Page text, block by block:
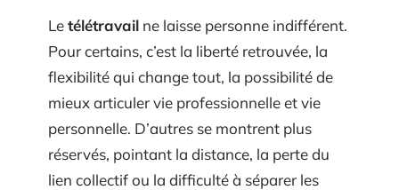
Letélétravail ne laisse personne indifférent.
Pour certains, c’est la liberté retrouvée, la
flexibilité qui change tout, la possibilité de
mieux articuler vie professionnelle et vie
personnelle. D’autres se montrent plus
réservés, pointant la distance, la perte du
lien collectif ou la difficulté à séparer les